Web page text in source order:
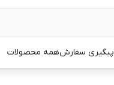
پیگیری سفارشهمه محصولات